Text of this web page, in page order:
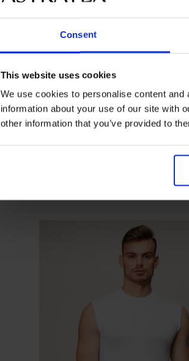
Consent
This website uses cookies
We use cookies to personalise content
information about your use of our site with
other information that you’ve provided to